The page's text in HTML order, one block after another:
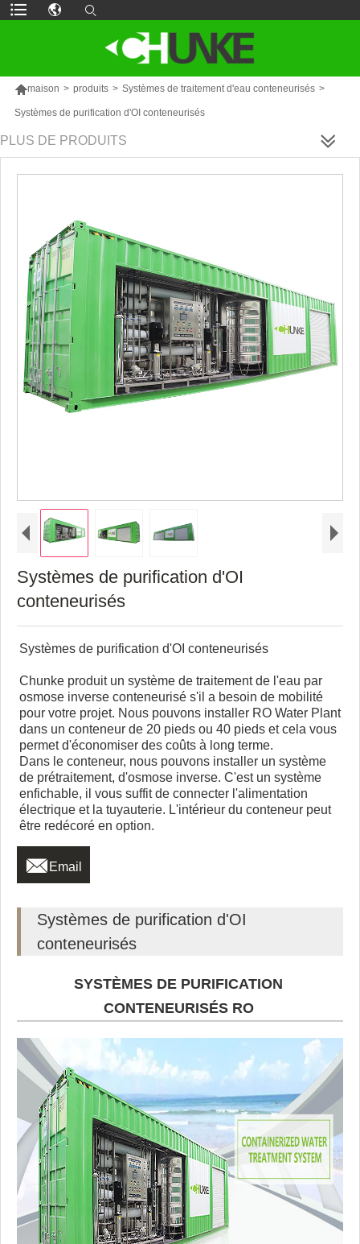
maison > produits > Systèmes de traitement d'eau conteneurisés >
Systèmes de purification d'OI conteneurisés
PLUS DE PRODUITS
Systèmes de purification d'OI
conteneurisés
Systèmes de purification d'OI conteneurisés
Chunke produit un système de traitement de l'eau par
osmose inverse conteneurisé s'il a besoin de mobilité
pour votre projet. Nous pouvons installer RO Water Plant
dans un conteneur de 20 pieds ou 40 pieds et cela vous
permet d'économiser des coûts à long terme.
Dans le conteneur, nous pouvons installer un système
de prétraitement, d'osmose inverse. C'est un système
enfichable, il vous suffit de connecter l'alimentation
électrique et la tuyauterie. L'intérieur du conteneur peut
être redécoré en option.
 Email
Systèmes de purification d'OI
conteneurisés
SYSTÈMES DE PURIFICATION
CONTENEURISÉS RO